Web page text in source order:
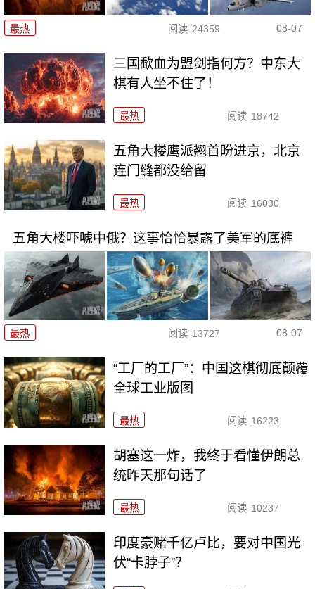
最热 阅读 24359 08-07
三国歃血为盟剑指何方？中东大
棋有人坐不住了！
最热 阅读 18742
五角大楼鹰派翘首盼进京，北京
连门缝都没给留
最热 阅读 16030
五角大楼吓唬中俄？这事恰恰暴露了美军的底裤
最热 阅读 13727 08-07
“工厂的工厂”：中国这棋彻底颠覆
全球工业版图
最热 阅读 16223
胡塞这一炸，我终于看懂伊朗总
统昨天那句话了
最热 阅读 10237
印度豪赌千亿卢比，要对中国光
伏“卡脖子”？